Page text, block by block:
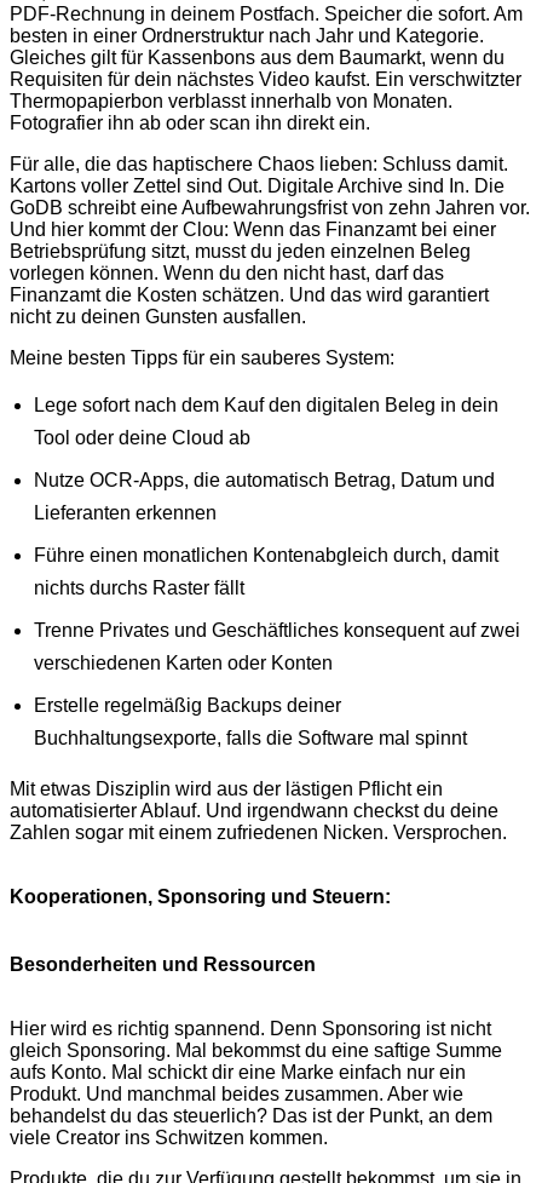
PDF-Rechnung in deinem Postfach. Speicher die sofort. Am
besten in einer Ordnerstruktur nach Jahr und Kategorie.
Gleiches gilt für Kassenbons aus dem Baumarkt, wenn du
Requisiten für dein nächstes Video kaufst. Ein verschwitzter
Thermopapierbon verblasst innerhalb von Monaten.
Fotografier ihn ab oder scan ihn direkt ein.
Für alle, die das haptischere Chaos lieben: Schluss damit.
Kartons voller Zettel sind Out. Digitale Archive sind In. Die
GoDB schreibt eine Aufbewahrungsfrist von zehn Jahren vor.
Und hier kommt der Clou: Wenn das Finanzamt bei einer
Betriebsprüfung sitzt, musst du jeden einzelnen Beleg
vorlegen können. Wenn du den nicht hast, darf das
Finanzamt die Kosten schätzen. Und das wird garantiert
nicht zu deinen Gunsten ausfallen.
Meine besten Tipps für ein sauberes System:
Lege sofort nach dem Kauf den digitalen Beleg in dein
Tool oder deine Cloud ab
Nutze OCR-Apps, die automatisch Betrag, Datum und
Lieferanten erkennen
Führe einen monatlichen Kontenabgleich durch, damit
nichts durchs Raster fällt
Trenne Privates und Geschäftliches konsequent auf zwei
verschiedenen Karten oder Konten
Erstelle regelmäßig Backups deiner
Buchhaltungsexporte, falls die Software mal spinnt
Mit etwas Disziplin wird aus der lästigen Pflicht ein
automatisierter Ablauf. Und irgendwann checkst du deine
Zahlen sogar mit einem zufriedenen Nicken. Versprochen.
Kooperationen, Sponsoring und Steuern:
Besonderheiten und Ressourcen
Hier wird es richtig spannend. Denn Sponsoring ist nicht
gleich Sponsoring. Mal bekommst du eine saftige Summe
aufs Konto. Mal schickt dir eine Marke einfach nur ein
Produkt. Und manchmal beides zusammen. Aber wie
behandelst du das steuerlich? Das ist der Punkt, an dem
viele Creator ins Schwitzen kommen.